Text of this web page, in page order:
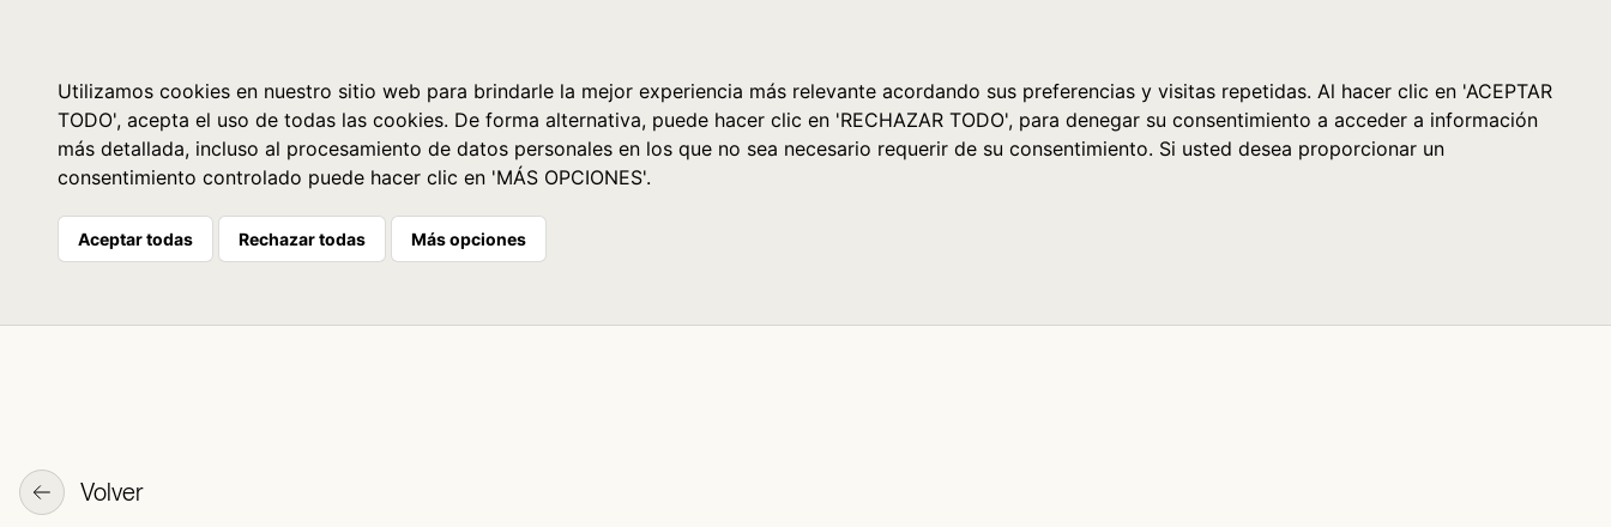
Utilizamos cookies en nuestro sitio web para brindarle la mejor experiencia más relevante acordando sus preferencias y visitas repetidas. Al hacer clic en 'ACEPTAR
TODO', acepta el uso de todas las cookies. De forma alternativa, puede hacer clic en 'RECHAZAR TODO', para denegar su consentimiento a acceder a información
más detallada, incluso al procesamiento de datos personales en los que no sea necesario requerir de su consentimiento. Si usted desea proporcionar un
consentimiento controlado puede hacer clic en 'MÁS OPCIONES'.
Aceptar todas Rechazar todas Más opciones
Volver